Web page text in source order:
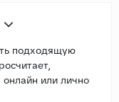
подходящую
онлайн или лично